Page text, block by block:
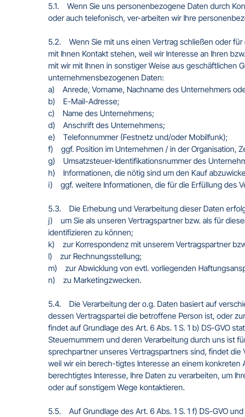
5.1.    Wenn Sie uns personenbezogene Daten durch
oder auch telefonisch, ver-arbeiten wir Ihre
5.2.    Wenn Sie mit uns einen Vertrag schließen oder
mit Ihnen Kontakt stehen, weil wir Interesse an Ihren
mit wir mit Ihnen in sonstiger Weise aus
unternehmensbezogenen Daten:
a)    Anrede, Vorname, Nachname des Unternehmers
b)    E-Mail-Adresse;
c)    Name des Unternehmens;
d)    Anschrift des Unternehmens;
e)    Telefonnummer (Festnetz und/oder Mobilfunk);
f)    ggf. Position im Unternehmen / in der Organisation,
g)    Umsatzsteuer-Identifikationsnummer des
h)    Informationen, die nötig sind um den Kauf
i)    ggf. weitere Informationen, die für die Erfüllung des
5.3.    Die Erhebung und Verarbeitung dieser Daten
j)    um Sie als unseren Vertragspartner bzw. als für
identifizieren zu können;
k)    zur Korrespondenz mit unserem Vertragspartner
l)    zur Rechnungsstellung;
m)    zur Abwicklung von evtl. vorliegenden
n)    zu Marketingzwecken.
5.4.    Die Verarbeitung der o.g. Daten basiert auf
dessen Vertragspartei die betroffene Person ist, oder
findet auf Grundlage des Art. 6 Abs. 1 S. 1 b) DS-GVO
Steuernummern und deren Verarbeitung durch uns ist
sprechpartner unseres Vertragspartners sind, findet die
weil wir ein berech-tigtes Interesse an einem
berechtigtes Interesse, Ihre Daten zu verarbeiten, um
oder auf sonstigem Wege kontaktieren.
5.5.    Auf Grundlage des Art. 6 Abs. 1 S. 1 f) DS-GVO